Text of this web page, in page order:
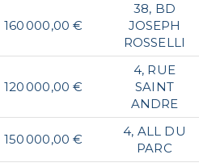
160 000,00 €
38, BD
JOSEPH
ROSSELLI
120 000,00 €
4, RUE
SAINT
ANDRE
150 000,00 €
4, ALL DU
PARC